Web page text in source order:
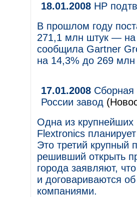
18.01.2008 HP
В прошлом году
271,1 млн штук —
сообщила Gartner
на 14,3% до 269
17.01.2008 Сборная
России завод
Одна из крупнейших
Flextronics
Это третий крупный
решивший открыть
города заявляют,
и договариваются
компаниями.